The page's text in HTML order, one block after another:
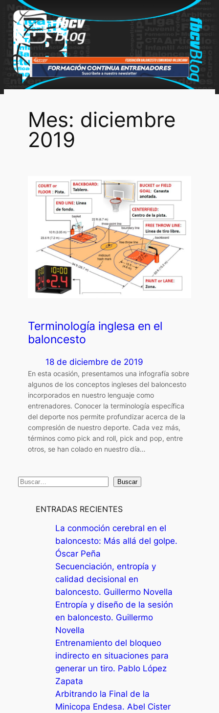
Saltar
contenido
Mes: diciembre
2019
Terminología inglesa en el
baloncesto
18 de diciembre de 2019
En esta ocasión, presentamos una infografía sobre
algunos de los conceptos ingleses del baloncesto
incorporados en nuestro lenguaje como
entrenadores. Conocer la terminología específica
del deporte nos permite profundizar acerca de la
compresión de nuestro deporte. Cada vez más,
términos como pick and roll, pick and pop, entre
otros, se han colado en nuestro día…
B
Buscar
ENTRADAS RECIENTES
La conmoción cerebral en el
baloncesto: Más allá del golpe.
Óscar Peña
Secuenciación, entropía y
calidad decisional en
baloncesto. Guillermo Novella
Entropía y diseño de la sesión
en baloncesto. Guillermo
Novella
Entrenamiento del bloqueo
indirecto en situaciones para
generar un tiro. Pablo López
Zapata
Arbitrando la Final de la
Minicopa Endesa. Abel Cister